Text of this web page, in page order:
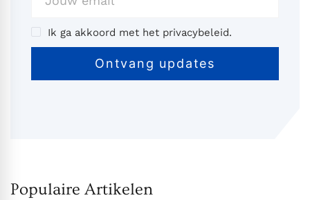
Ik ga akkoord met het privacybeleid.
Populaire Artikelen